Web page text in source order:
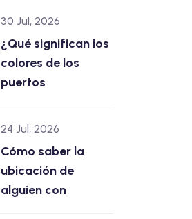
30 Jul, 2026
¿Qué significan los
colores de los
puertos
24 Jul, 2026
Cómo saber la
ubicación de
alguien con